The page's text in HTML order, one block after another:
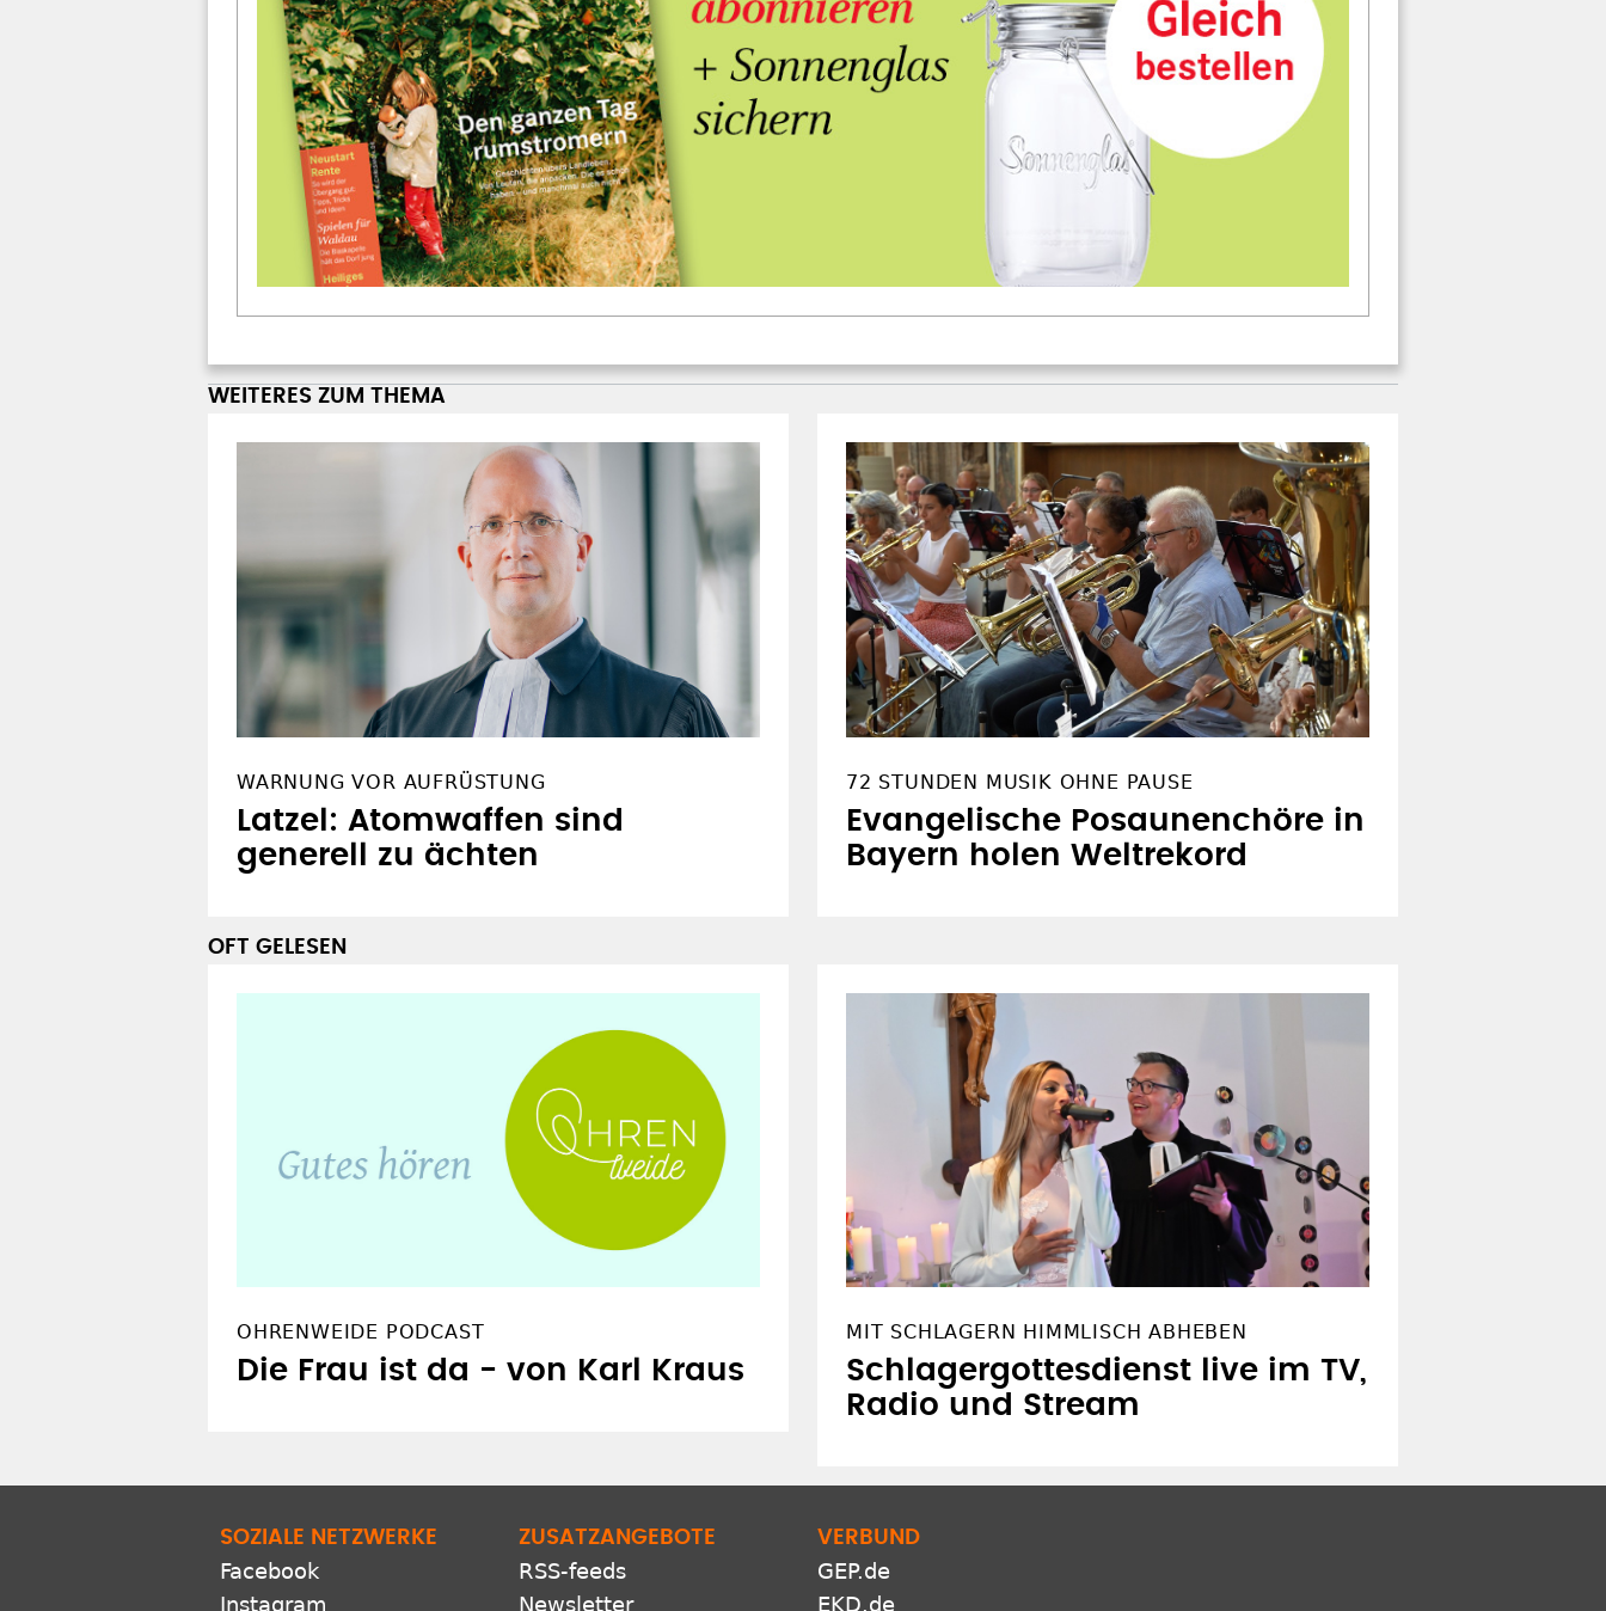
WEITERES ZUM THEMA
WARNUNG VOR AUFRÜSTUNG
Latzel: Atomwaffen sind
generell zu ächten
72 STUNDEN MUSIK OHNE PAUSE
Evangelische Posaunenchöre in
Bayern holen Weltrekord
OFT GELESEN
OHRENWEIDE PODCAST
Die Frau ist da - von Karl Kraus
MIT SCHLAGERN HIMMLISCH ABHEBEN
Schlagergottesdienst live im TV,
Radio und Stream
SOZIALE NETZWERKE
Facebook
Instagram
ZUSATZANGEBOTE
RSS-feeds
Newsletter
VERBUND
GEP.de
EKD.de